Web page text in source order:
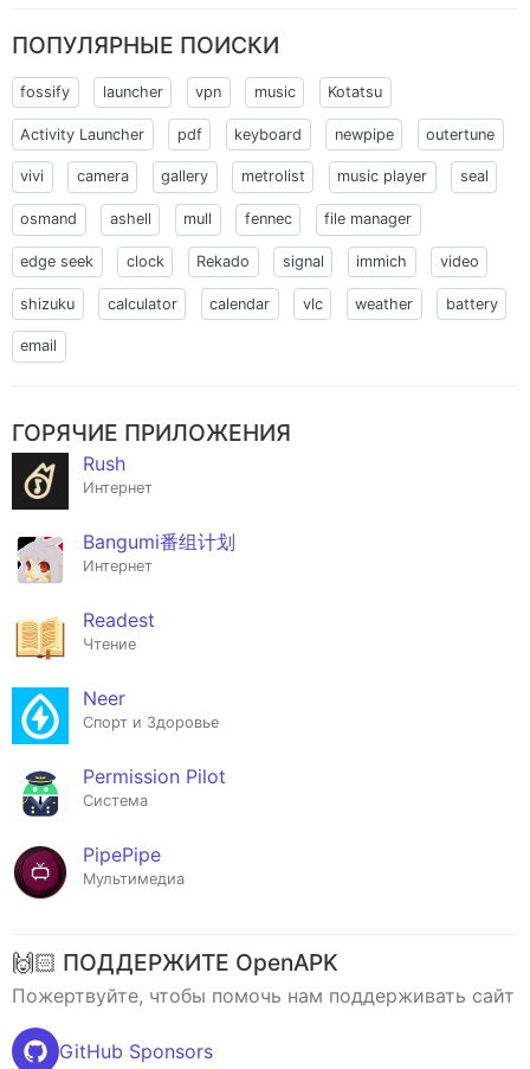
ПОПУЛЯРНЫЕ ПОИСКИ
fossify launcher vpn music Kotatsu
Activity Launcher pdf keyboard newpipe outertune
vivi camera gallery metrolist music player seal
osmand ashell mull fennec file manager
edge seek clock Rekado signal immich video
shizuku calculator calendar vlc weather battery
email
ГОРЯЧИЕ ПРИЛОЖЕНИЯ
Rush
Интернет
Bangumi番组计划
Интернет
Readest
Чтение
Neer
Спорт и Здоровье
Permission Pilot
Система
PipePipe
Мультимедиа
🙌🏻 ПОДДЕРЖИТЕ OpenAPK
Пожертвуйте, чтобы помочь нам поддерживать сайт
GitHub Sponsors